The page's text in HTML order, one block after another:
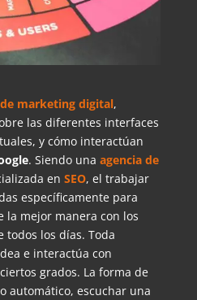
marketing digital,
las diferentes interfaces
y cómo interactúan
. Siendo una agencia de
en SEO, el trabajar
específicamente para
la mejor manera con los
todos los días. Toda
e interactúa con
grados. La forma de
automático, escuchar una